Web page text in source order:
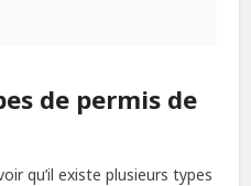
de permis de
qu’il existe plusieurs types